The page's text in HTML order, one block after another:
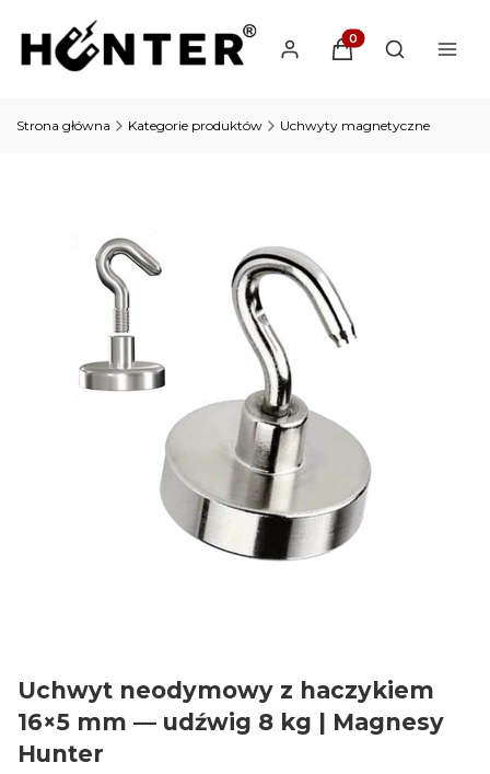
Produkty w
Otwórz
Strona główna Kategorie produktów Uchwyty magnetyczne
Uchwyt neodymowy z haczykiem
16×5 mm — udźwig 8 kg | Magnesy
Hunter